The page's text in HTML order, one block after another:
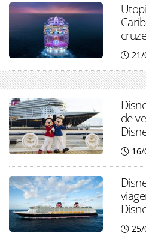
21/
de
25/